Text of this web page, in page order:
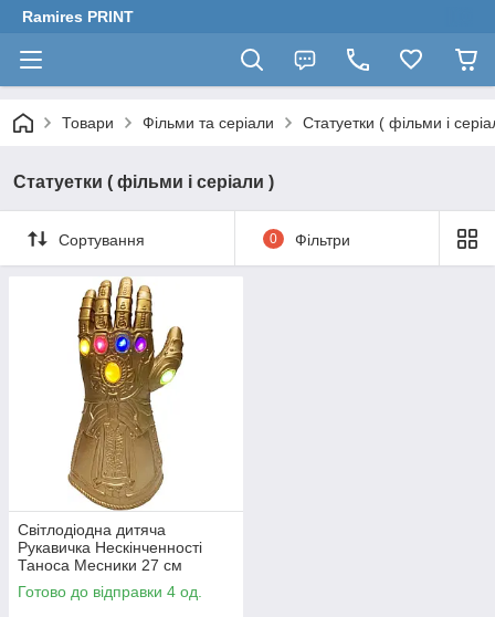
Ramires PRINT
Товари Фільми та серіали Статуетки ( фільми і
Статуетки ( фільми і серіали )
Сортування 0 Фільтри
Світлодіодна дитяча
Рукавичка Нескінченності
Таноса Месники 27 см
Готово до відправки 4 од.